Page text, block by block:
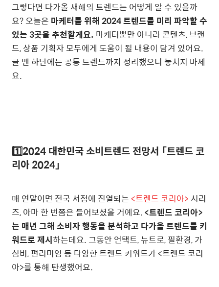
그렇다면 다가올 새해의 트렌드는 어떻게 알 수 있을까
요? 오늘은 마케터를 위해 2024 트렌드를 미리 파악할 수
있는 3곳을 추천할게요. 마케터뿐만 아니라 콘텐츠, 브랜
드, 상품 기획자 모두에게 도움이 될 내용이 담겨 있어요.
글 맨 하단에는 공통 트렌드까지 정리했으니 놓치지 마세
요.
1️⃣2024 대한민국 소비트렌드 전망서 「트렌드 코
리아 2024」
매 연말이면 전국 서점에 진열되는<트렌드 코리아> 시리
즈, 아마 한 번쯤은 들어보셨을 거예요.<트렌드 코리아>
는 매년 그해 소비자 행동을 분석하고 다가올 트렌드를 키
워드로 제시하는데요. 그동안 언택트, 뉴트로, 필환경, 가
심비, 편리미엄 등 다양한 트렌드 키워드가 <트렌드 코리
아>를 통해 탄생했어요.